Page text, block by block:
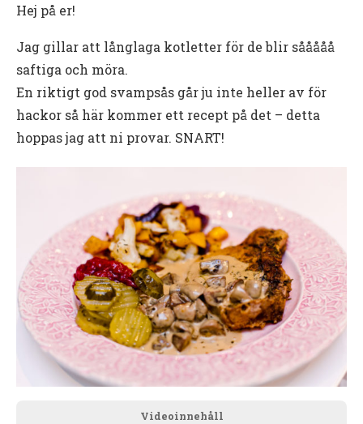
Hej på er!
Jag gillar att långlaga kotletter för de blir sååååå
saftiga och möra.
En riktigt god svampsås går ju inte heller av för
hackor så här kommer ett recept på det – detta
hoppas jag att ni provar. SNART!
Videoinnehåll